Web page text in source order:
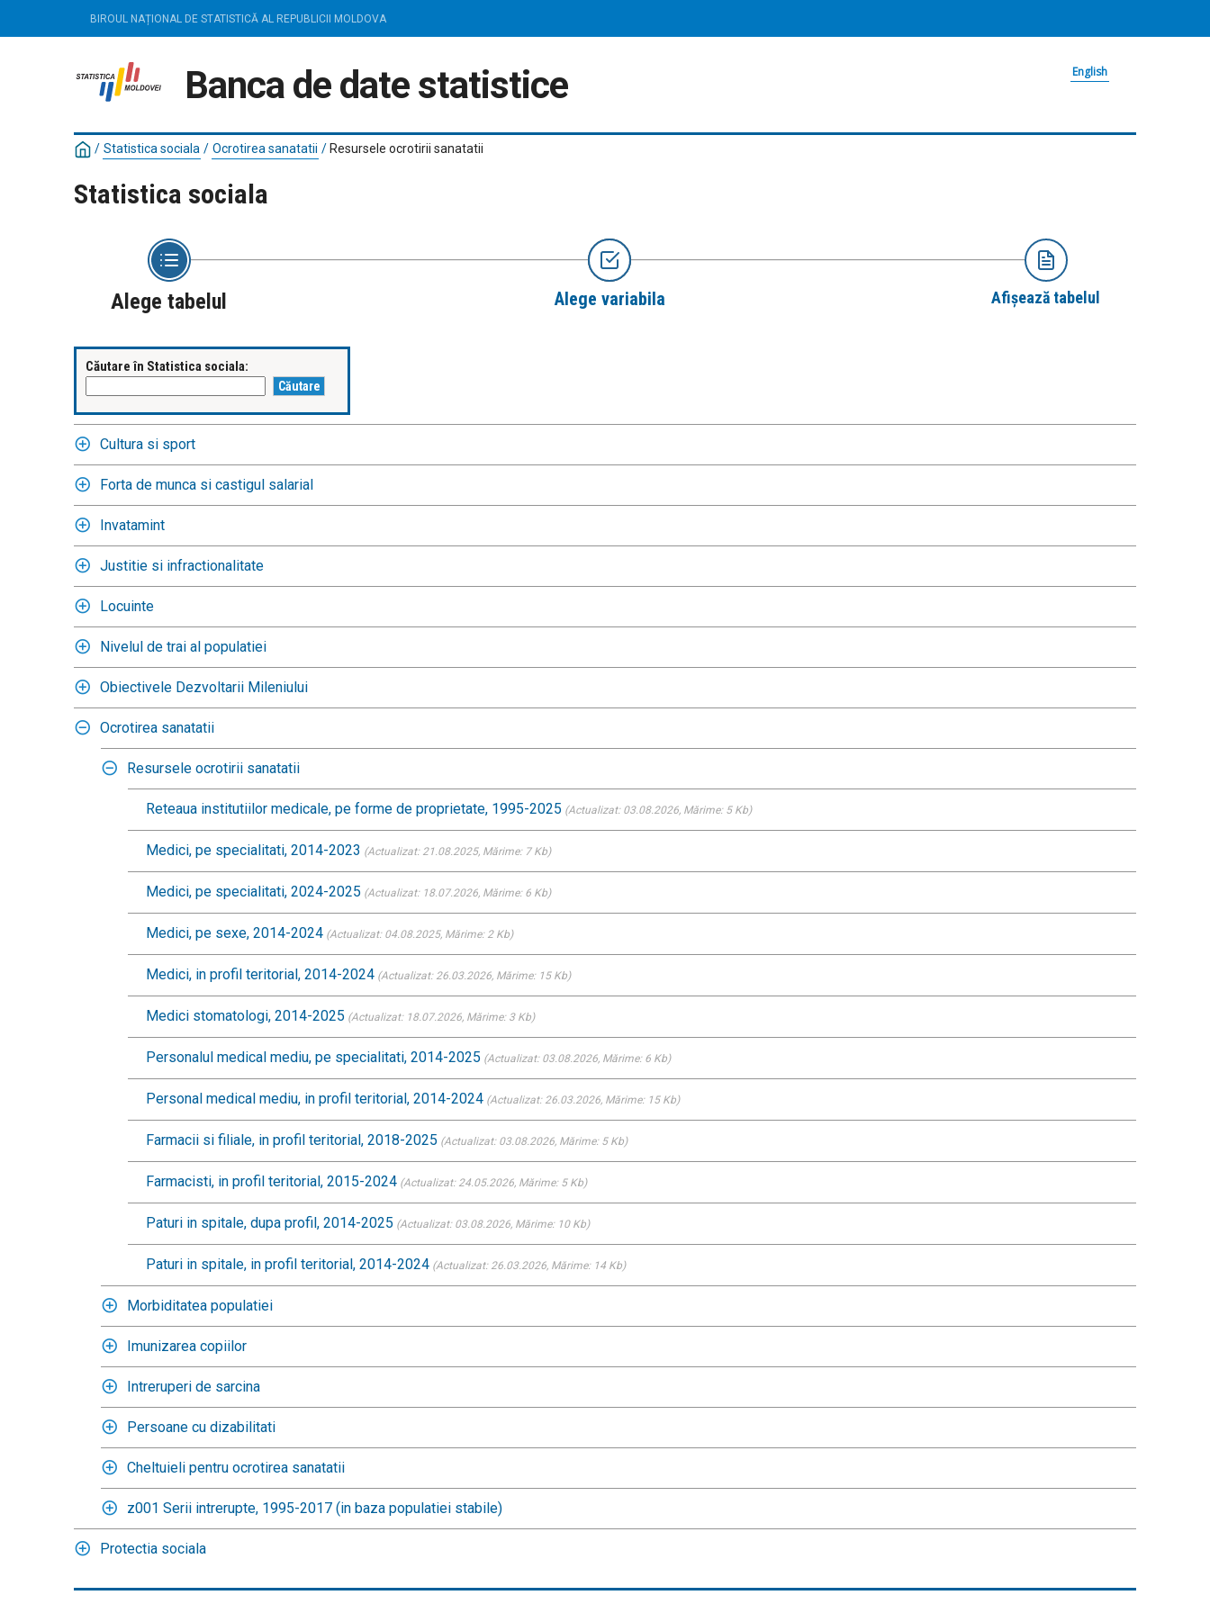
BIROUL NAȚIONAL DE STATISTICĂ AL REPUBLICII MOLDOVA
Banca de date statistice English
/ Statistica sociala / Ocrotirea sanatatii / Resursele ocrotirii sanatatii
Statistica sociala
Alege tabelul Alege variabila Afișează tabelul
Căutare în Statistica sociala:
Cultura si sport
Forta de munca si castigul salarial
Invatamint
Justitie si infractionalitate
Locuinte
Nivelul de trai al populatiei
Obiectivele Dezvoltarii Mileniului
Ocrotirea sanatatii
Resursele ocrotirii sanatatii
Reteaua institutiilor medicale, pe forme de proprietate, 1995-2025 (Actualizat: 03.08.2026, Mărime: 5 Kb)
Medici, pe specialitati, 2014-2023 (Actualizat: 21.08.2025, Mărime: 7 Kb)
Medici, pe specialitati, 2024-2025 (Actualizat: 18.07.2026, Mărime: 6 Kb)
Medici, pe sexe, 2014-2024 (Actualizat: 04.08.2025, Mărime: 2 Kb)
Medici, in profil teritorial, 2014-2024 (Actualizat: 26.03.2026, Mărime: 15 Kb)
Medici stomatologi, 2014-2025 (Actualizat: 18.07.2026, Mărime: 3 Kb)
Personalul medical mediu, pe specialitati, 2014-2025 (Actualizat: 03.08.2026, Mărime: 6 Kb)
Personal medical mediu, in profil teritorial, 2014-2024 (Actualizat: 26.03.2026, Mărime: 15 Kb)
Farmacii si filiale, in profil teritorial, 2018-2025 (Actualizat: 03.08.2026, Mărime: 5 Kb)
Farmacisti, in profil teritorial, 2015-2024 (Actualizat: 24.05.2026, Mărime: 5 Kb)
Paturi in spitale, dupa profil, 2014-2025 (Actualizat: 03.08.2026, Mărime: 10 Kb)
Paturi in spitale, in profil teritorial, 2014-2024 (Actualizat: 26.03.2026, Mărime: 14 Kb)
Morbiditatea populatiei
Imunizarea copiilor
Intreruperi de sarcina
Persoane cu dizabilitati
Cheltuieli pentru ocrotirea sanatatii
z001 Serii intrerupte, 1995-2017 (in baza populatiei stabile)
Protectia sociala